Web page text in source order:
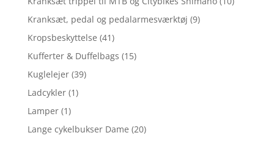
Kranksæt, pedal og pedalarmesværktøj (9)
Kropsbeskyttelse (41)
Kufferter & Duffelbags (15)
Kuglelejer (39)
Ladcykler (1)
Lamper (1)
Lange cykelbukser Dame (20)